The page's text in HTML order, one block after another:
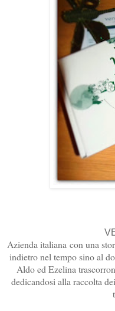
Azienda italiana con una
indietro nel tempo sino al
Aldo ed Ezelina
dedicandosi alla raccolta